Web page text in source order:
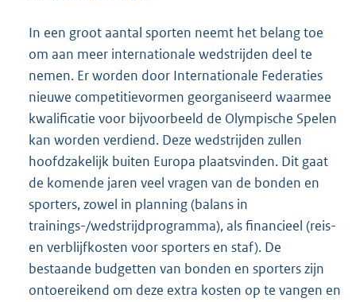
In een groot aantal sporten neemt het belang toe
om aan meer internationale wedstrijden deel te
nemen. Er worden door Internationale Federaties
nieuwe competitievormen georganiseerd waarmee
kwalificatie voor bijvoorbeeld de Olympische Spelen
kan worden verdiend. Deze wedstrijden zullen
hoofdzakelijk buiten Europa plaatsvinden. Dit gaat
de komende jaren veel vragen van de bonden en
sporters, zowel in planning (balans in
trainings-/wedstrijdprogramma), als financieel (reis-
en verblijfkosten voor sporters en staf). De
bestaande budgetten van bonden en sporters zijn
ontoereikend om deze extra kosten op te vangen en